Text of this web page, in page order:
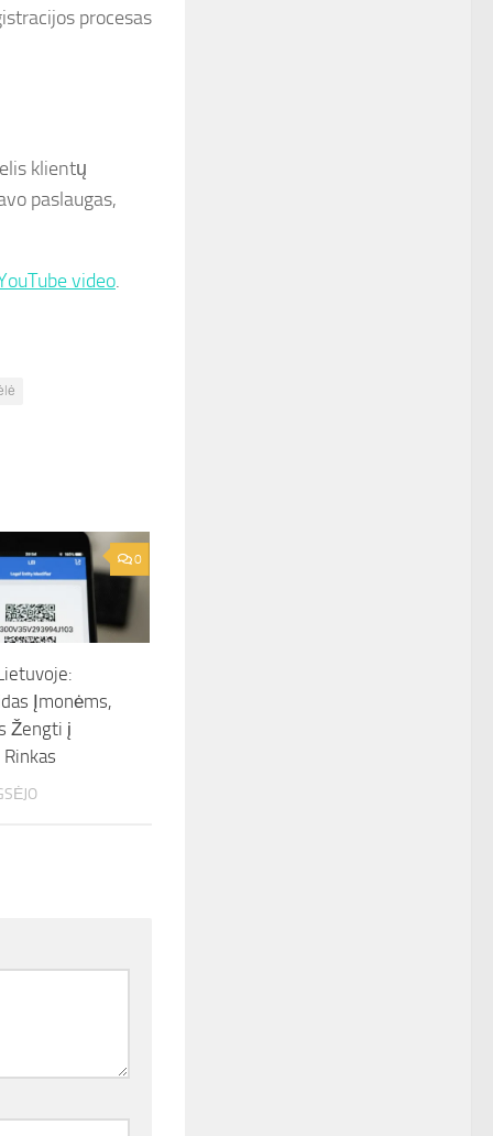
procesas
klientų
paslaugas,
video.
0
Įmonėms,
Žengti į